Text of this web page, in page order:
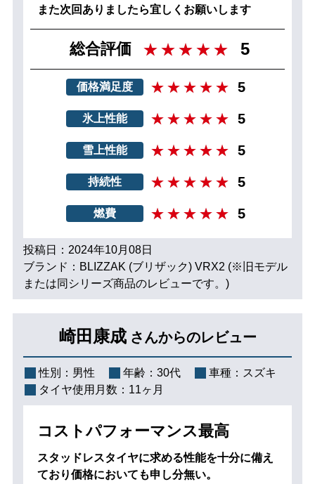
また次回ありましたら宜しくお願いします
総合評価 5
価格満足度 5
氷上性能 5
雪上性能 5
持続性 5
燃費 5
投稿日：2024年10月08日
ブランド：BLIZZAK (ブリザック) VRX2 (※旧モデル
または同シリーズ商品のレビューです。)
崎田康成 さんからのレビュー
性別： 男性 年齢： 30代 車種： スズキ
タイヤ使用月数： 11ヶ月
コストパフォーマンス最高
スタッドレスタイヤに求める性能を十分に備え
ており価格においても申し分無い。